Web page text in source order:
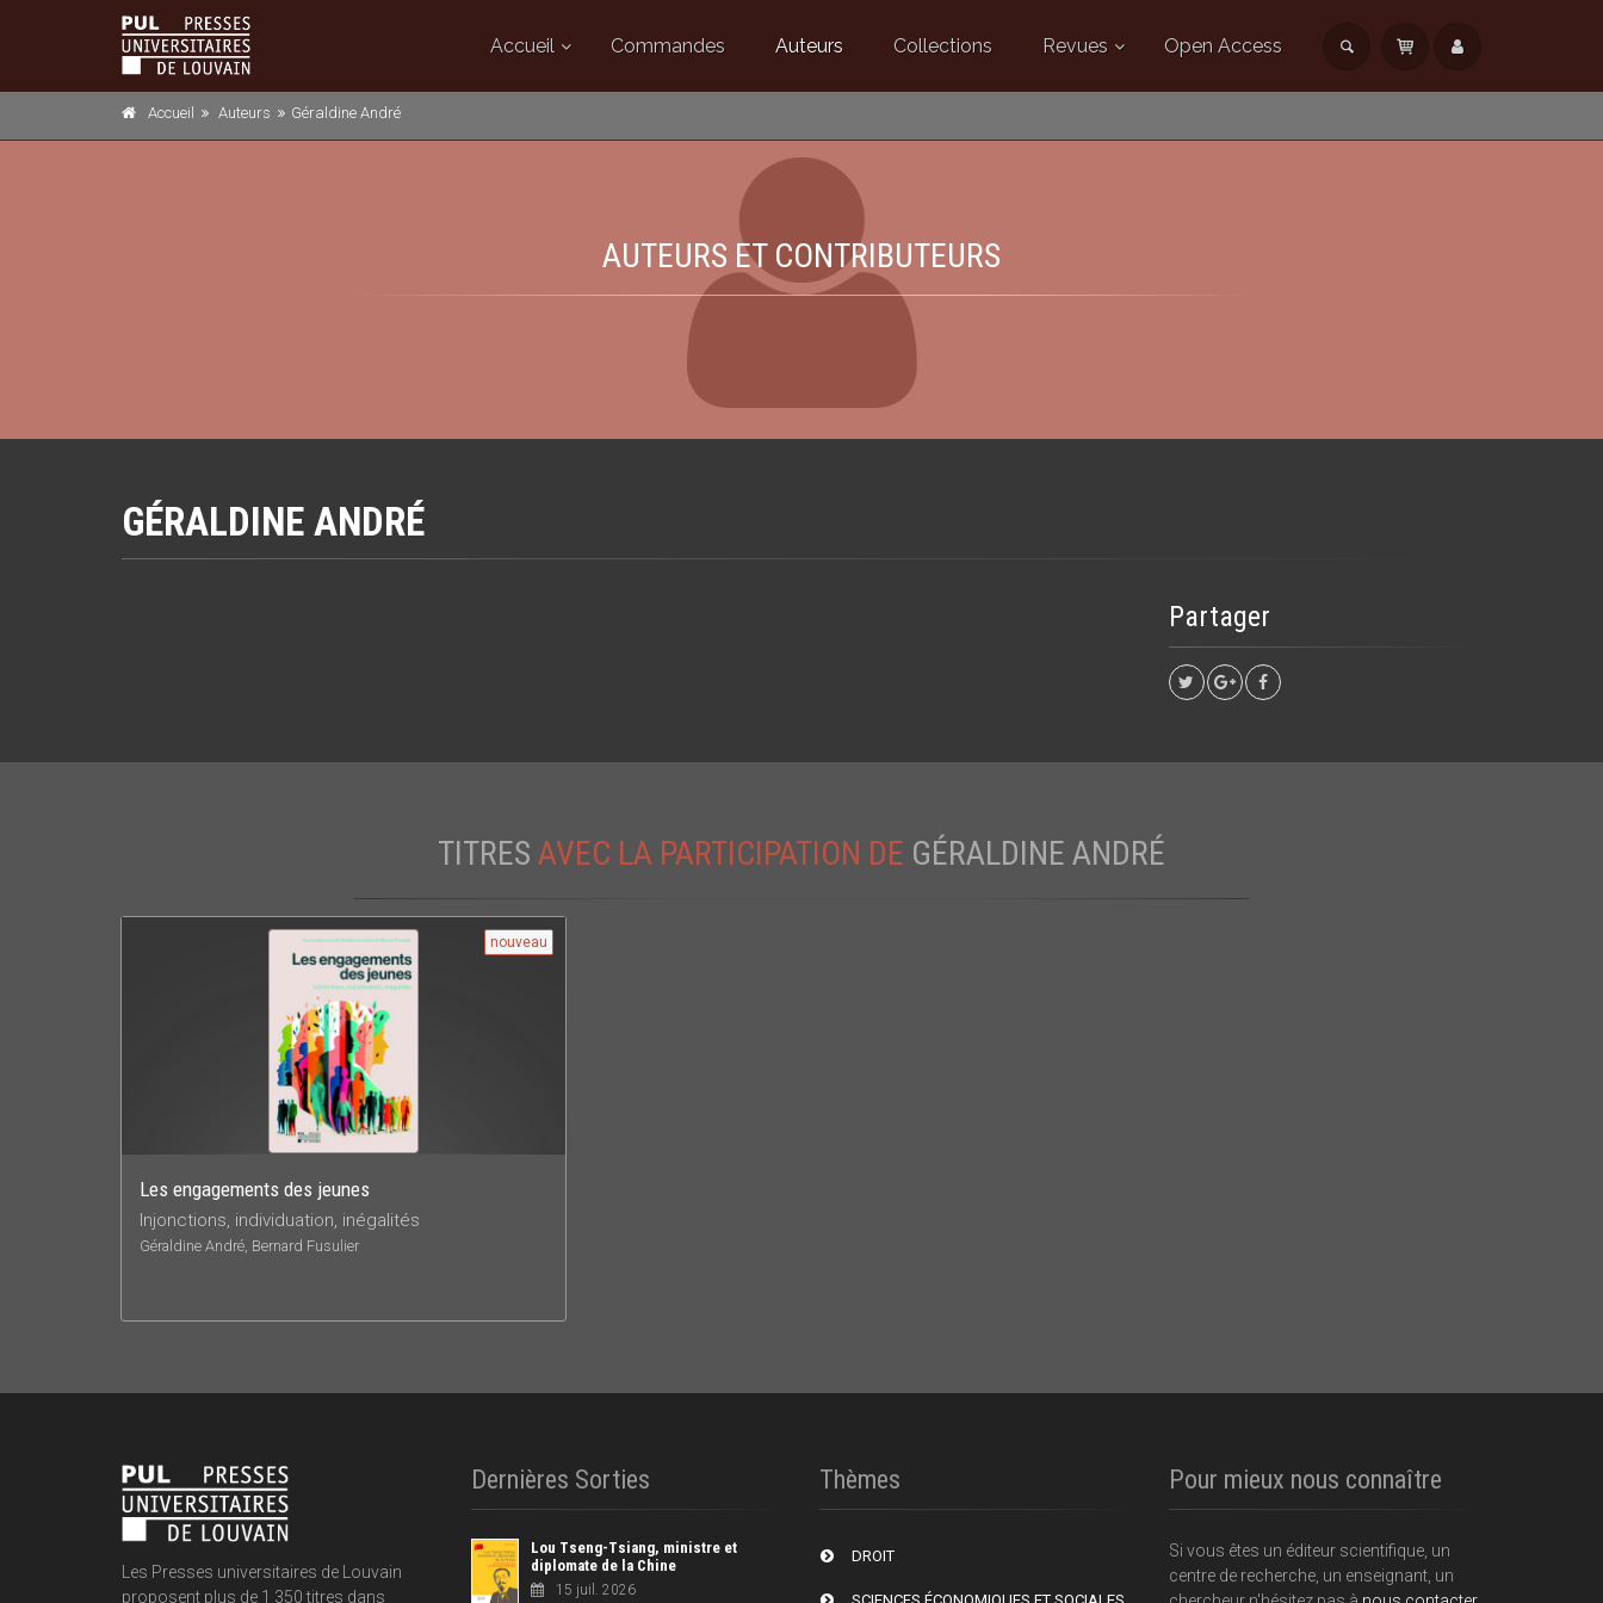
Accueil Commandes Auteurs Collections Revues Open Access
Accueil Auteurs Géraldine André
AUTEURS ET CONTRIBUTEURS
GÉRALDINE ANDRÉ
Partager
TITRES AVEC LA PARTICIPATION DE GÉRALDINE ANDRÉ
nouveau
Les engagements des jeunes
Injonctions, individuation, inégalités
Géraldine André, Bernard Fusulier
Les Presses universitaires de Louvain
proposent plus de 1 350 titres dans
Dernières Sorties
Lou Tseng-Tsiang, ministre et
diplomate de la Chine
15 juil. 2026
Thèmes
DROIT
SCIENCES ÉCONOMIQUES ET SOCIALES
Pour mieux nous connaître
Si vous êtes un éditeur scientifique, un
centre de recherche, un enseignant, un